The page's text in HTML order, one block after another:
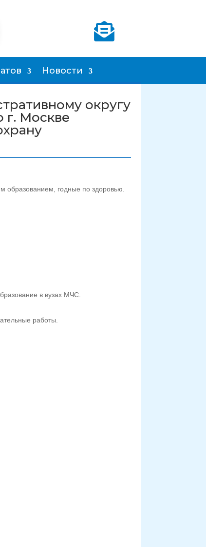

Новости
округу
г. Москве
годные по здоровью.
в вузах МЧС.
работы.